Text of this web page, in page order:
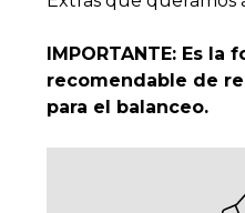
IMPORTANTE: Es la
recomendable de
para el balanceo.